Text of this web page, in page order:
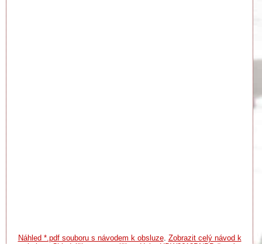
Náhled *.pdf souboru s návodem k obsluze. Zobrazit celý návod k